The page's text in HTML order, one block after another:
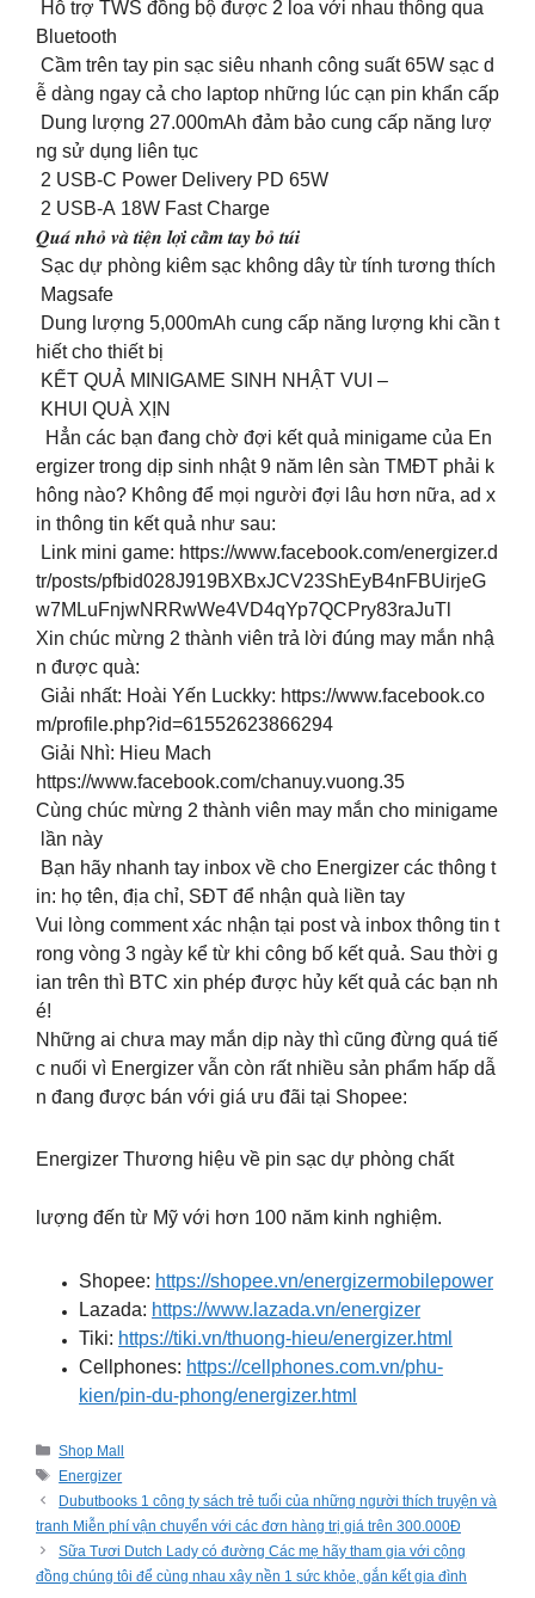
Hỗ trợ TWS đồng bộ được 2 loa với nhau thông qua
Bluetooth
Cầm trên tay pin sạc siêu nhanh công suất 65W sạc d
ễ dàng ngay cả cho laptop những lúc cạn pin khẩn cấp
Dung lượng 27.000mAh đảm bảo cung cấp năng lượ
ng sử dụng liên tục
2 USB-C Power Delivery PD 65W
2 USB-A 18W Fast Charge
𝑸𝒖𝒂́ 𝒏𝒉𝒐̉ 𝒗𝒂̀ 𝒕𝒊𝒆̣̂𝒏 𝒍𝒐̛̣𝒊 𝒄𝒂̂̀𝒎 𝒕𝒂𝒚 𝒃𝒐̉ 𝒕𝒖́𝒊
️ Sạc dự phòng kiêm sạc không dây từ tính tương thích
Magsafe
️ Dung lượng 5,000mAh cung cấp năng lượng khi cần t
hiết cho thiết bị
KẾT QUẢ MINIGAME SINH NHẬT VUI –
KHUI QUÀ XỊN
Hẳn các bạn đang chờ đợi kết quả minigame của En
ergizer trong dịp sinh nhật 9 năm lên sàn TMĐT phải k
hông nào? Không để mọi người đợi lâu hơn nữa, ad x
in thông tin kết quả như sau:
Link mini game: https://www.facebook.com/energizer.d
tr/posts/pfbid028J919BXBxJCV23ShEyB4nFBUirjeG
w7MLuFnjwNRRwWe4VD4qYp7QCPry83raJuTl
Xin chúc mừng 2 thành viên trả lời đúng may mắn nhậ
n được quà:
Giải nhất: Hoài Yến Luckky: https://www.facebook.co
m/profile.php?id=61552623866294
Giải Nhì: Hieu Mach
https://www.facebook.com/chanuy.vuong.35
Cùng chúc mừng 2 thành viên may mắn cho minigame
lần này
Bạn hãy nhanh tay inbox về cho Energizer các thông t
in: họ tên, địa chỉ, SĐT để nhận quà liền tay
Vui lòng comment xác nhận tại post và inbox thông tin t
rong vòng 3 ngày kể từ khi công bố kết quả. Sau thời g
ian trên thì BTC xin phép được hủy kết quả các bạn nh
é!
Những ai chưa may mắn dịp này thì cũng đừng quá tiế
c nuối vì Energizer vẫn còn rất nhiều sản phẩm hấp dẫ
n đang được bán với giá ưu đãi tại Shopee:
Energizer Thương hiệu về pin sạc dự phòng chất
lượng đến từ Mỹ với hơn 100 năm kinh nghiệm.
Shopee: https://shopee.vn/energizermobilepower
Lazada: https://www.lazada.vn/energizer
Tiki: https://tiki.vn/thuong-hieu/energizer.html
Cellphones: https://cellphones.com.vn/phu-
kien/pin-du-phong/energizer.html
Categories
Shop Mall
Tags
Energizer
Dubutbooks 1 công ty sách trẻ tuổi của những người thích truyện và
tranh Miễn phí vận chuyển với các đơn hàng trị giá trên 300.000Đ
Sữa Tươi Dutch Lady có đường Các mẹ hãy tham gia với cộng
đồng chúng tôi để cùng nhau xây nền 1 sức khỏe, gắn kết gia đình